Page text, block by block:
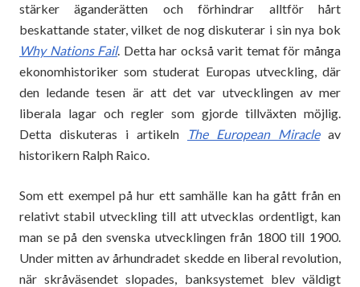
stärker äganderätten och förhindrar alltför hårt
beskattande stater, vilket de nog diskuterar i sin nya bok
Why Nations Fail. Detta har också varit temat för många
ekonomhistoriker som studerat Europas utveckling, där
den ledande tesen är att det var utvecklingen av mer
liberala lagar och regler som gjorde tillväxten möjlig.
Detta diskuteras i artikeln
The European Miracleav
historikern Ralph Raico.
Som ett exempel på hur ett samhälle kan ha gått från en
relativt stabil utveckling till att utvecklas ordentligt, kan
man se på den svenska utvecklingen från 1800 till 1900.
Under mitten av århundradet skedde en liberal revolution,
när skråväsendet slopades, banksystemet blev väldigt